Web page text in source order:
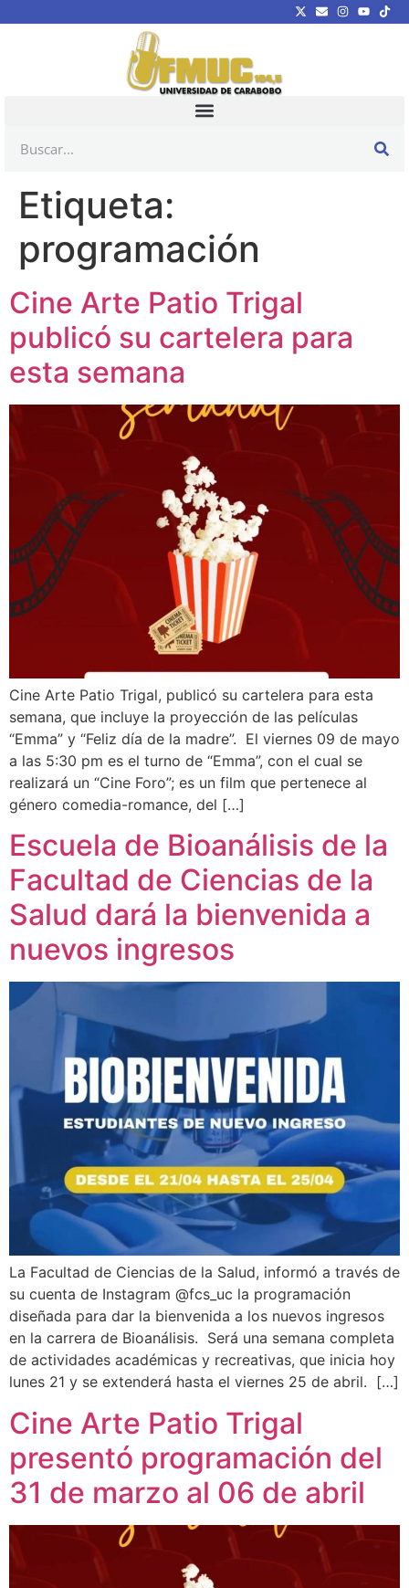
Etiqueta:
programación
Cine Arte Patio Trigal
publicó su cartelera para
esta semana
Cine Arte Patio Trigal, publicó su cartelera para esta
semana, que incluye la proyección de las películas
“Emma” y “Feliz día de la madre”. El viernes 09 de mayo
a las 5:30 pm es el turno de “Emma”, con el cual se
realizará un “Cine Foro”; es un film que pertenece al
género comedia-romance, del […]
Escuela de Bioanálisis de la
Facultad de Ciencias de la
Salud dará la bienvenida a
nuevos ingresos
La Facultad de Ciencias de la Salud, informó a través de
su cuenta de Instagram @fcs_uc la programación
diseñada para dar la bienvenida a los nuevos ingresos
en la carrera de Bioanálisis. Será una semana completa
de actividades académicas y recreativas, que inicia hoy
lunes 21 y se extenderá hasta el viernes 25 de abril. […]
Cine Arte Patio Trigal
presentó programación del
31 de marzo al 06 de abril